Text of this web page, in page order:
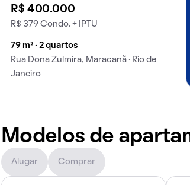
R$ 400.000
R$ 379 Condo. + IPTU
79 m² · 2 quartos
Rua Dona Zulmira, Maracanã · Rio de
Janeiro
Modelos de
Alugar Comprar